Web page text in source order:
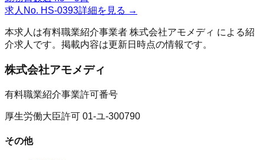
求人No. HS-0393詳細を見る →
本求人は有料職業紹介事業者 株式会社アモメディ による紹
介求人です。掲載内容は更新日時点の情報です。
株式会社アモメディ
有料職業紹介事業許可番号
厚生労働大臣許可 01-ユ-300790
その他